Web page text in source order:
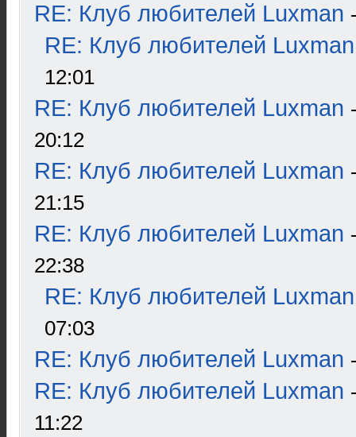
RE: Клуб любителей Luxman
RE: Клуб любителей Luxman
12:01
RE: Клуб любителей Luxman
20:12
RE: Клуб любителей Luxman
21:15
RE: Клуб любителей Luxman
22:38
RE: Клуб любителей Luxman
07:03
RE: Клуб любителей Luxman
RE: Клуб любителей Luxman
11:22